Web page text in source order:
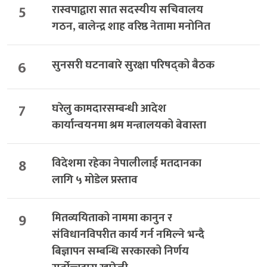
5
रास्वपाद्वारा सात सदस्यीय सचिवालय
गठन, बालेन्द्र शाह वरिष्ठ नेतामा मनोनित
6 सुनसरी घटनाबारे सुरक्षा परिषद्को बैठक
7
घरेलु कामदारसम्बन्धी आदेश
कार्यान्वयनमा श्रम मन्त्रालयको बेवास्ता
8
विदेशमा रहेका नेपालीलाई मतदानका
लागि ५ मोडेल प्रस्ताव
9
मितव्ययिताको नाममा कानुन र
संविधानविपरीत कार्य गर्न नमिल्ने भन्दै
बिज्ञापन सम्बन्धि सरकारको निर्णय